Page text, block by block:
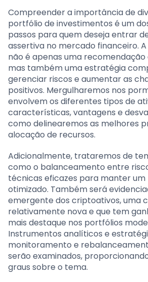
Compreender a importância de
portfólio de investimentos é um
passos para quem deseja entrar
assertiva no mercado financeiro.
não é apenas uma recomendação
mas também uma estratégia
gerenciar riscos e aumentar as
positivos. Mergulharemos nos
envolvem os diferentes tipos de
características, vantagens e
como delinearemos as melhores
alocação de recursos.
Adicionalmente, trataremos de
como o balanceamento entre
técnicas eficazes para manter
otimizado. Também será
emergente dos criptoativos, uma
relativamente nova e que tem
mais destaque nos portfólios
Instrumentos analíticos e
monitoramento e
serão examinados,
graus sobre o tema.